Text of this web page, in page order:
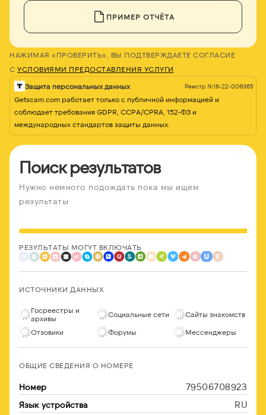
ПРИМЕР ОТЧЁТА
НАЖИМАЯ «ПРОВЕРИТЬ», ВЫ ПОДТВЕРЖДАЕТЕ СОГЛАСИЕ
С УСЛОВИЯМИ ПРЕДОСТАВЛЕНИЯ УСЛУГИ
Защита персональных данных Реестр №16-22-006365
Getscam.com работает только с публичной информацией и
соблюдает требования GDPR, CCPA/CPRA, 152-ФЗ и
международных стандартов защиты данных.
Поиск результатов
Нужно немного подождать пока мы ищем
результаты
РЕЗУЛЬТАТЫ МОГУТ ВКЛЮЧАТЬ
ИСТОЧНИКИ ДАННЫХ
Госреестры и
архивы
Социальные сети Сайты знакомств
Отзовики Форумы Мессенджеры
ОБЩИЕ СВЕДЕНИЯ О НОМЕРЕ
Номер 79506708923
Язык устройства RU